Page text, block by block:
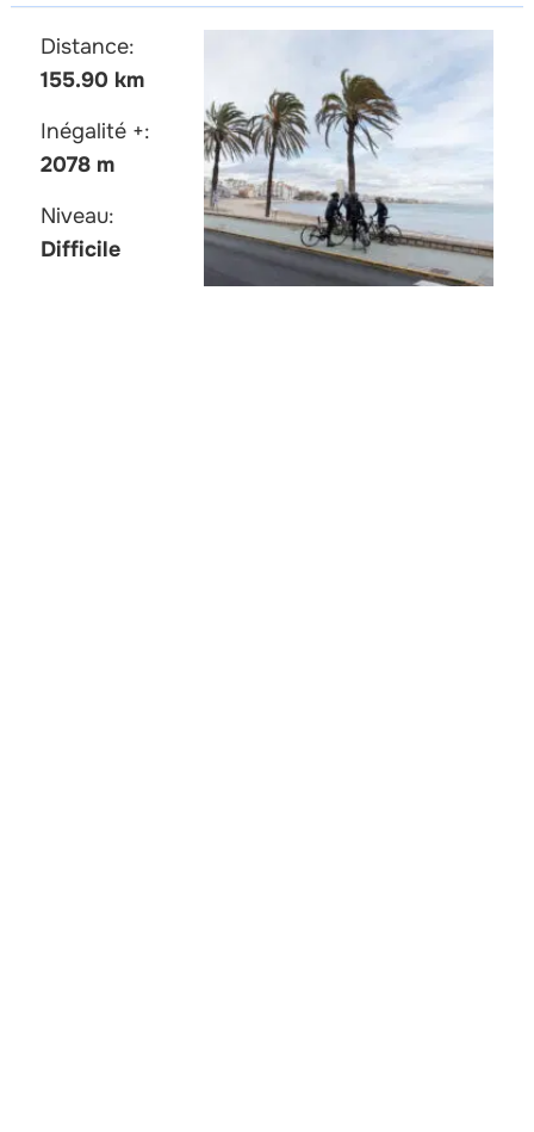
Distance:
155.90 km
Inégalité +:
2078 m
Niveau:
Difficile